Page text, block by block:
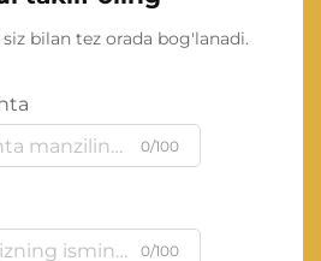
bilan tez orada bog'lanadi.
0/100
0/100